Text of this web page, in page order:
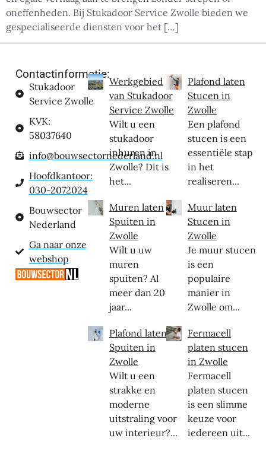
oneffenheden. Bij Stukadoor Service Zwolle bieden we
gespecialiseerde diensten voor het […]
Contactinformatie:
Stukadoor
Service Zwolle
KVK:
58037640
info@bouwsectornederland.nl
Hoofdkantoor:
030-2072024
Bouwsector
Nederland
Ga naar onze
webshop
Werkgebied
van Stukadoor
Service Zwolle
Wilt u een
stukadoor
inhuren in
Zwolle? Dit is
het...
Muren laten
Spuiten in
Zwolle
Wilt u uw
muren
spuiten? Al
meer dan 20
jaar...
Plafond laten
Spuiten in
Zwolle
Wilt u een
strakke en
moderne
uitstraling voor
uw interieur?...
Plafond laten
Stucen in
Zwolle
Een plafond
stucen is een
essentiële stap
in het
realiseren...
Muur laten
Stucen in
Zwolle
Je muur stucen
is een
populaire
manier in
Zwolle om...
Fermacell
platen stucen
in Zwolle
Fermacell
platen stucen
is een slimme
keuze voor
iedereen uit...